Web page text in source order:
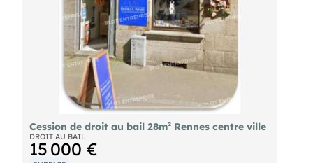
Cession de droit au bail 28m² Rennes centre ville
DROIT AU BAIL
15 000 €